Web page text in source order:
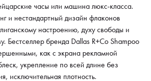
часы или машина люкс-класса.
и нестандартный дизайн флаконов
настроению, духу свободы и
Бестселлер бренда Dallas R+Co Shampoo
как с экрана рекламной
укрепление по всей длине без
исключительная плотность.